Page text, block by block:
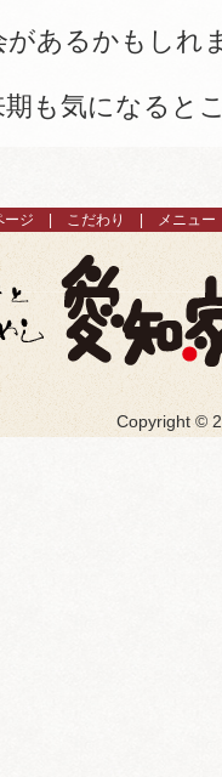
があるかもしれ
も気になると
ージ こだわり メニュー
Copyright ©